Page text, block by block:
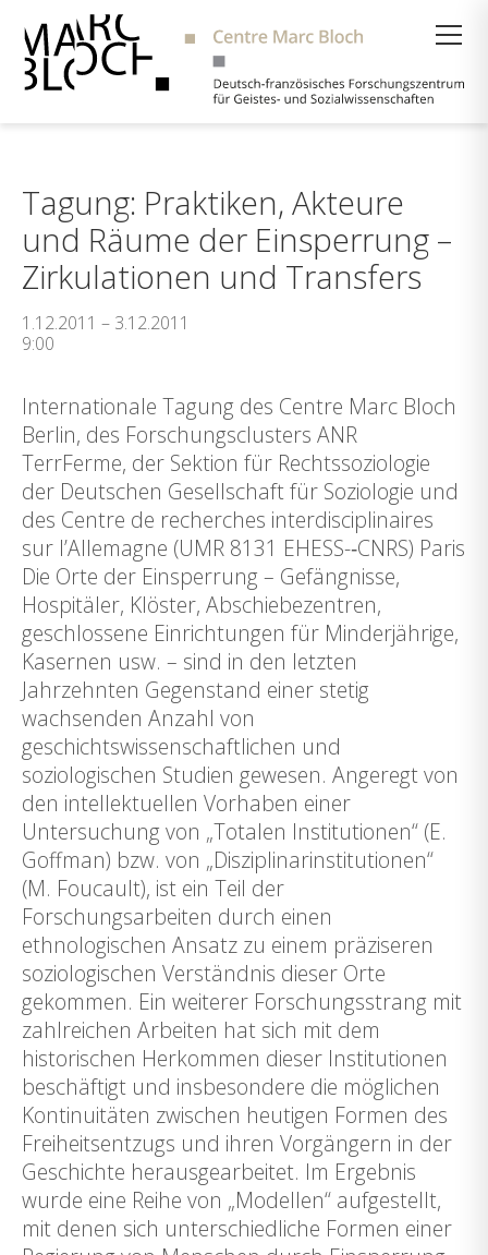
Tagung: Praktiken, Akteure
und Räume der Einsperrung –
Zirkulationen und Transfers
1.12.2011 – 3.12.2011
9:00
Internationale Tagung des Centre Marc Bloch
Berlin, des Forschungsclusters ANR
TerrFerme, der Sektion für Rechtssoziologie
der Deutschen Gesellschaft für Soziologie und
des Centre de recherches interdisciplinaires
sur l’Allemagne (UMR 8131 EHESS-‐CNRS) Paris
Die Orte der Einsperrung – Gefängnisse,
Hospitäler, Klöster, Abschiebezentren,
geschlossene Einrichtungen für Minderjährige,
Kasernen usw. – sind in den letzten
Jahrzehnten Gegenstand einer stetig
wachsenden Anzahl von
geschichtswissenschaftlichen und
soziologischen Studien gewesen. Angeregt von
den intellektuellen Vorhaben einer
Untersuchung von „Totalen Institutionen“ (E.
Goffman) bzw. von „Disziplinarinstitutionen“
(M. Foucault), ist ein Teil der
Forschungsarbeiten durch einen
ethnologischen Ansatz zu einem präziseren
soziologischen Verständnis dieser Orte
gekommen. Ein weiterer Forschungsstrang mit
zahlreichen Arbeiten hat sich mit dem
historischen Herkommen dieser Institutionen
beschäftigt und insbesondere die möglichen
Kontinuitäten zwischen heutigen Formen des
Freiheitsentzugs und ihren Vorgängern in der
Geschichte herausgearbeitet. Im Ergebnis
wurde eine Reihe von „Modellen“ aufgestellt,
mit denen sich unterschiedliche Formen einer